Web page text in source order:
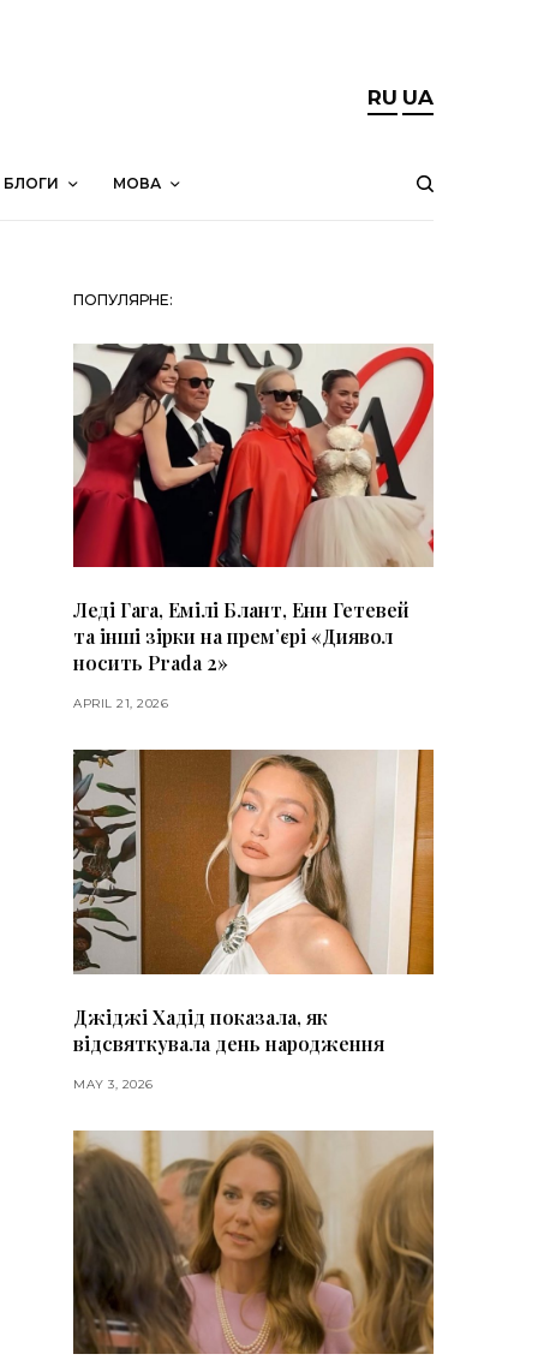
RU UA
БЛОГИ МОВА
ПОПУЛЯРНЕ:
Леді Гага, Емілі Блант, Енн Гетевей
та інші зірки на премʼєрі «Диявол
носить Prada 2»
APRIL 21, 2026
Джіджі Хадід показала, як
відсвяткувала день народження
MAY 3, 2026